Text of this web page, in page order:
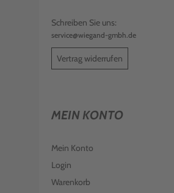
Schreiben Sie uns:
service@wiegand-gmbh.de
Vertrag widerrufen
MEIN KONTO
Mein Konto
Login
Warenkorb